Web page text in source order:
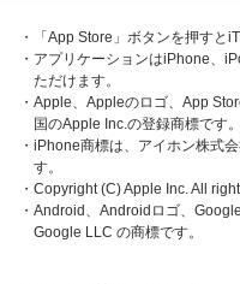
・「App Store」ボタンを押すと
・アプリケーションはiPhone、
ただけます。
・Apple、Appleのロゴ、App
国のApple Inc.の登録商標です。
・iPhone商標は、アイホン株式
す。
・Copyright (C) Apple Inc. All
・Android、Androidロゴ、
Google LLC の商標です。